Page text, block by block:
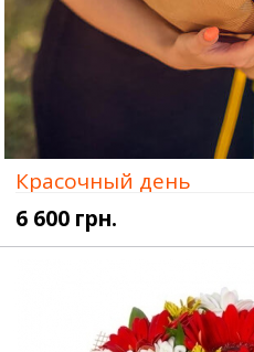
Красочный день
6 600 грн.